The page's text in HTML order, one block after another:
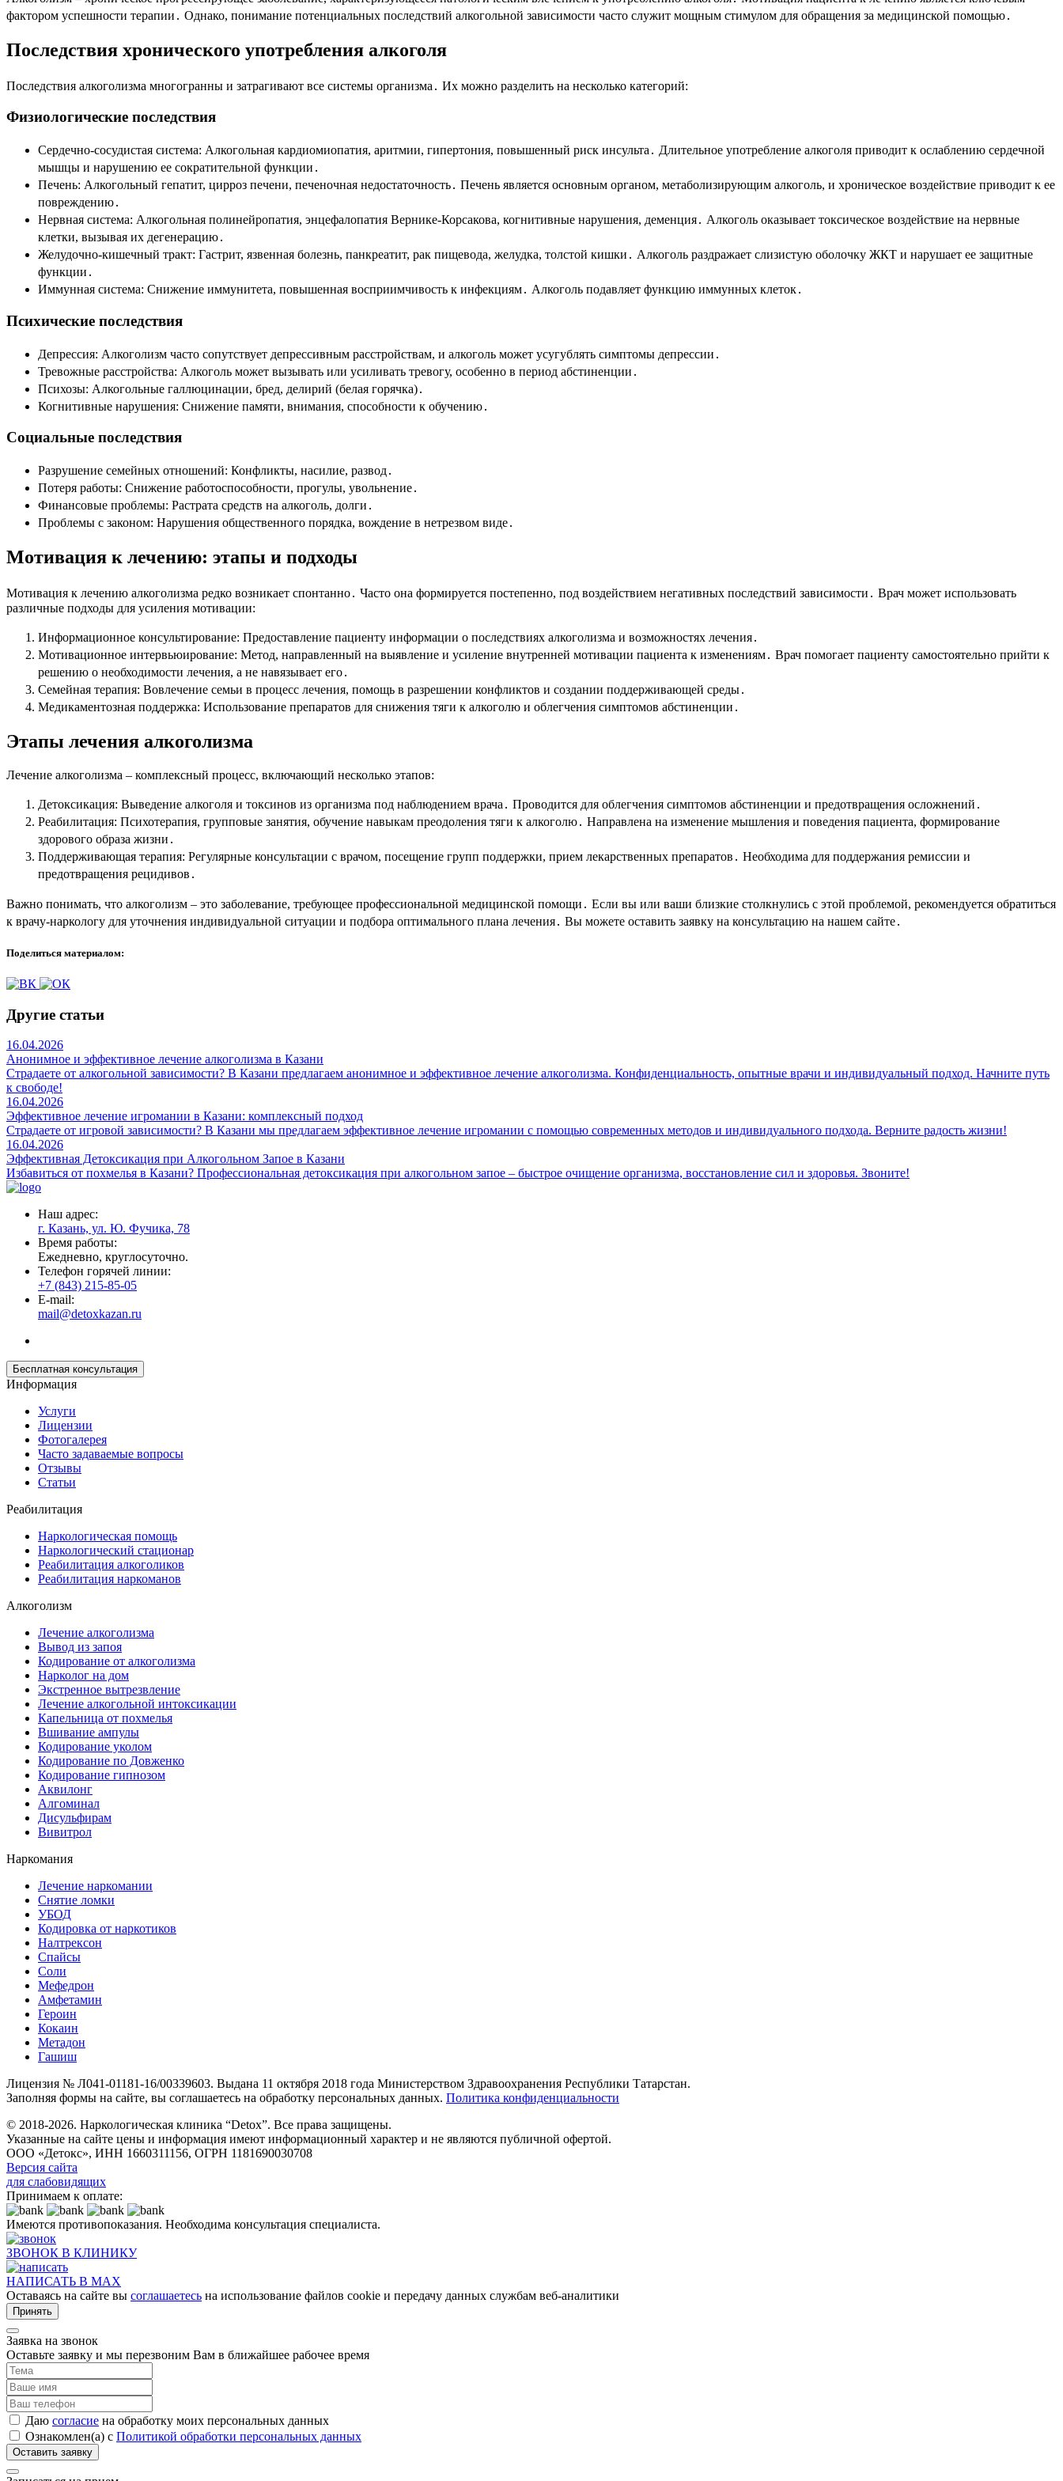
фактором успешности терапии․ Однако, понимание потенциальных последствий алкогольной зависимости часто служит мощным стимулом для обращения за медицинской помощью․
Последствия хронического употребления алкоголя
Последствия алкоголизма многогранны и затрагивают все системы организма․ Их можно разделить на несколько категорий:
Физиологические последствия
Сердечно-сосудистая система: Алкогольная кардиомиопатия, аритмии, гипертония, повышенный риск инсульта․ Длительное употребление алкоголя приводит к ослаблению сердечной
мышцы и нарушению ее сократительной функции․
Печень: Алкогольный гепатит, цирроз печени, печеночная недостаточность․ Печень является основным органом, метаболизирующим алкоголь, и хроническое воздействие приводит к ее
повреждению․
Нервная система: Алкогольная полинейропатия, энцефалопатия Вернике-Корсакова, когнитивные нарушения, деменция․ Алкоголь оказывает токсическое воздействие на нервные
клетки, вызывая их дегенерацию․
Желудочно-кишечный тракт: Гастрит, язвенная болезнь, панкреатит, рак пищевода, желудка, толстой кишки․ Алкоголь раздражает слизистую оболочку ЖКТ и нарушает ее защитные
функции․
Иммунная система: Снижение иммунитета, повышенная восприимчивость к инфекциям․ Алкоголь подавляет функцию иммунных клеток․
Психические последствия
Депрессия: Алкоголизм часто сопутствует депрессивным расстройствам, и алкоголь может усугублять симптомы депрессии․
Тревожные расстройства: Алкоголь может вызывать или усиливать тревогу, особенно в период абстиненции․
Психозы: Алкогольные галлюцинации, бред, делирий (белая горячка)․
Когнитивные нарушения: Снижение памяти, внимания, способности к обучению․
Социальные последствия
Разрушение семейных отношений: Конфликты, насилие, развод․
Потеря работы: Снижение работоспособности, прогулы, увольнение․
Финансовые проблемы: Растрата средств на алкоголь, долги․
Проблемы с законом: Нарушения общественного порядка, вождение в нетрезвом виде․
Мотивация к лечению: этапы и подходы
Мотивация к лечению алкоголизма редко возникает спонтанно․ Часто она формируется постепенно, под воздействием негативных последствий зависимости․ Врач может использовать
различные подходы для усиления мотивации:
Информационное консультирование: Предоставление пациенту информации о последствиях алкоголизма и возможностях лечения․
Мотивационное интервьюирование: Метод, направленный на выявление и усиление внутренней мотивации пациента к изменениям․ Врач помогает пациенту самостоятельно прийти к
решению о необходимости лечения, а не навязывает его․
Семейная терапия: Вовлечение семьи в процесс лечения, помощь в разрешении конфликтов и создании поддерживающей среды․
Медикаментозная поддержка: Использование препаратов для снижения тяги к алкоголю и облегчения симптомов абстиненции․
Этапы лечения алкоголизма
Лечение алкоголизма – комплексный процесс, включающий несколько этапов:
Детоксикация: Выведение алкоголя и токсинов из организма под наблюдением врача․ Проводится для облегчения симптомов абстиненции и предотвращения осложнений․
Реабилитация: Психотерапия, групповые занятия, обучение навыкам преодоления тяги к алкоголю․ Направлена на изменение мышления и поведения пациента, формирование
здорового образа жизни․
Поддерживающая терапия: Регулярные консультации с врачом, посещение групп поддержки, прием лекарственных препаратов․ Необходима для поддержания ремиссии и
предотвращения рецидивов․
Важно понимать, что алкоголизм – это заболевание, требующее профессиональной медицинской помощи․ Если вы или ваши близкие столкнулись с этой проблемой, рекомендуется обратиться
к врачу-наркологу для уточнения индивидуальной ситуации и подбора оптимального плана лечения․ Вы можете оставить заявку на консультацию на нашем сайте․
Поделиться материалом:
Другие статьи
16.04.2026
Анонимное и эффективное лечение алкоголизма в Казани
Страдаете от алкогольной зависимости? В Казани предлагаем анонимное и эффективное лечение алкоголизма. Конфиденциальность, опытные врачи и индивидуальный подход. Начните путь
к свободе!
16.04.2026
Эффективное лечение игромании в Казани: комплексный подход
Страдаете от игровой зависимости? В Казани мы предлагаем эффективное лечение игромании с помощью современных методов и индивидуального подхода. Верните радость жизни!
16.04.2026
Эффективная Детоксикация при Алкогольном Запое в Казани
Избавиться от похмелья в Казани? Профессиональная детоксикация при алкогольном запое – быстрое очищение организма, восстановление сил и здоровья. Звоните!
Наш адрес:
г. Казань, ул. Ю. Фучика, 78
Время работы:
Ежедневно, круглосуточно.
Телефон горячей линии:
+7 (843) 215-85-05
E-mail:
mail@detoxkazan.ru
Бесплатная консультация
Информация
Услуги
Лицензии
Фотогалерея
Часто задаваемые вопросы
Отзывы
Статьи
Реабилитация
Наркологическая помощь
Наркологический стационар
Реабилитация алкоголиков
Реабилитация наркоманов
Алкоголизм
Лечение алкоголизма
Вывод из запоя
Кодирование от алкоголизма
Нарколог на дом
Экстренное вытрезвление
Лечение алкогольной интоксикации
Капельница от похмелья
Вшивание ампулы
Кодирование уколом
Кодирование по Довженко
Кодирование гипнозом
Аквилонг
Алгоминал
Дисульфирам
Вивитрол
Наркомания
Лечение наркомании
Снятие ломки
УБОД
Кодировка от наркотиков
Налтрексон
Спайсы
Соли
Мефедрон
Амфетамин
Героин
Кокаин
Метадон
Гашиш
Лицензия № Л041-01181-16/00339603. Выдана 11 октября 2018 года Министерством Здравоохранения Республики Татарстан.
Заполняя формы на сайте, вы соглашаетесь на обработку персональных данных. Политика конфиденциальности
© 2018-2026. Наркологическая клиника “Detox”. Все права защищены.
Указанные на сайте цены и информация имеют информационный характер и не являются публичной офертой.
ООО «Детокс», ИНН 1660311156, ОГРН 1181690030708
Версия сайта
для слабовидящих
Принимаем к оплате:
Имеются противопоказания. Необходима консультация специалиста.
ЗВОНОК В КЛИНИКУ
НАПИСАТЬ В MAX
Оставаясь на сайте вы соглашаетесь на использование файлов cookie и передачу данных службам веб-аналитики
Принять
Заявка на звонок
Оставьте заявку и мы перезвоним Вам в ближайшее рабочее время
Даю согласие на обработку моих персональных данных
Ознакомлен(а) с Политикой обработки персональных данных